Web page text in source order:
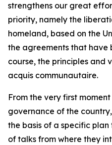
strengthens our great
priority, namely the
homeland, based on the
the agreements that have
course, the principles and
acquis communautaire.
From the very first
governance of the
the basis of a specific
of talks from where they